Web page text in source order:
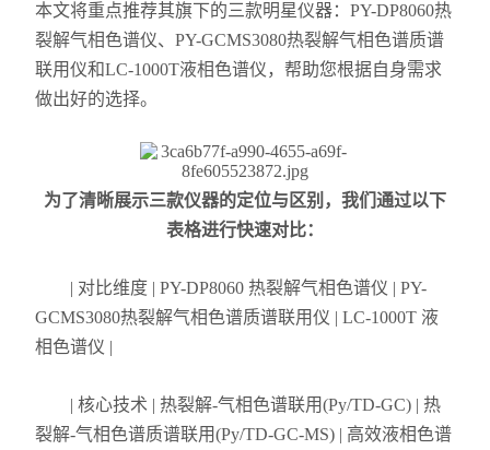
液相色谱仪
X射线光谱仪
不锈钢分析仪
金属合金分析仪
维修国内、国外ROHS检测仪
本文将重点推荐其旗下的三款明星仪器：PY-DP8060热
裂解气相色谱仪、PY-GCMS3080热裂解气相色谱质谱
联用仪和LC-1000T液相色谱仪，帮助您根据自身需求
做出好的选择。
为了清晰展示三款仪器的定位与区别，我们通过以下
表格进行快速对比：
| 对比维度 | PY-DP8060 热裂解气相色谱仪 | PY-
GCMS3080热裂解气相色谱质谱联用仪 | LC-1000T 液
相色谱仪 |
| 核心技术 | 热裂解-气相色谱联用(Py/TD-GC) | 热
裂解-气相色谱质谱联用(Py/TD-GC-MS) | 高效液相色谱